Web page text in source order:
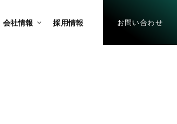
会社情報 採用情報 お問い合わせ